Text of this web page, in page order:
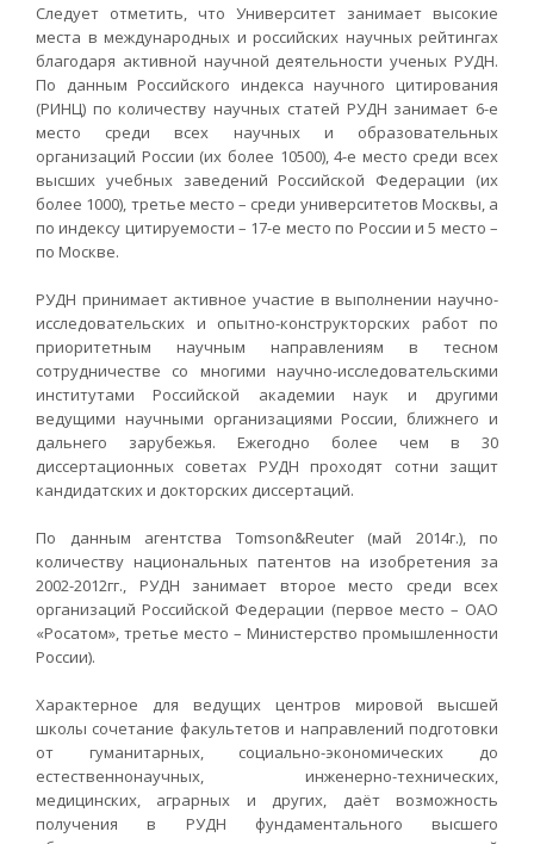
Следует отметить, что Университет занимает высокие
места в международных и российских научных рейтингах
благодаря активной научной деятельности ученых РУДН.
По данным Российского индекса научного цитирования
(РИНЦ) по количеству научных статей РУДН занимает 6-е
место среди всех научных и образовательных
организаций России (их более 10500), 4-е место среди всех
высших учебных заведений Российской Федерации (их
более 1000), третье место – среди университетов Москвы, а
по индексу цитируемости – 17-е место по России и 5 место –
по Москве.
РУДН принимает активное участие в выполнении научно-
исследовательских и опытно-конструкторских работ по
приоритетным научным направлениям в тесном
сотрудничестве со многими научно-исследовательскими
институтами Российской академии наук и другими
ведущими научными организациями России, ближнего и
дальнего зарубежья. Ежегодно более чем в 30
диссертационных советах РУДН проходят сотни защит
кандидатских и докторских диссертаций.
По данным агентства Tomson&Reuter (май 2014г.), по
количеству национальных патентов на изобретения за
2002-2012гг., РУДН занимает второе место среди всех
организаций Российской Федерации (первое место – ОАО
«Росатом», третье место – Министерство промышленности
России).
Характерное для ведущих центров мировой высшей
школы сочетание факультетов и направлений подготовки
от гуманитарных, социально-экономических до
естественнонаучных, инженерно-технических,
медицинских, аграрных и других, даёт возможность
получения в РУДН фундаментального высшего